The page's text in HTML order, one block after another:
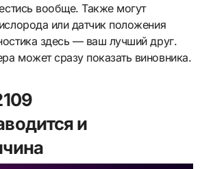
вообще. Также могут
или датчик положения
здесь — ваш лучший друг.
может сразу показать виновника.
и